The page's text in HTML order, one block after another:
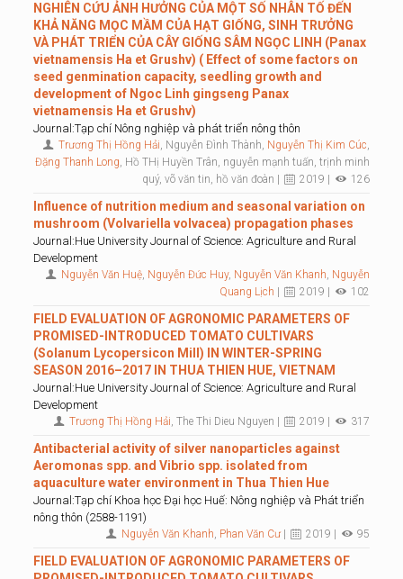
NGHIÊN CỨU ẢNH HƯỞNG CỦA MỘT SỐ NHÂN TỐ ĐẾN
KHẢ NĂNG MỌC MẦM CỦA HẠT GIỐNG, SINH TRƯỞNG
VÀ PHÁT TRIỂN CỦA CÂY GIỐNG SÂM NGỌC LINH (Panax
vietnamensis Ha et Grushv) ( Effect of some factors on
seed genmination capacity, seedling growth and
development of Ngoc Linh gingseng Panax
vietnamensis Ha et Grushv)
Journal:Tạp chí Nông nghiệp và phát triển nông thôn
Trương Thị Hồng Hải, Nguyễn Đình Thành, Nguyễn Thị Kim Cúc,
Đặng Thanh Long, Hồ THị Huyền Trân, nguyễn mạnh tuấn, trịnh minh
quý, võ văn tin, hồ văn đoàn |
2019 | 126
Influence of nutrition medium and seasonal variation on
mushroom (Volvariella volvacea) propagation phases
Journal:Hue University Journal of Science: Agriculture and Rural
Development
Nguyễn Văn Huệ, Nguyễn Đức Huy, Nguyễn Văn Khanh, Nguyễn
Quang Lịch
2019 | 102
FIELD EVALUATION OF AGRONOMIC PARAMETERS OF
PROMISED-INTRODUCED TOMATO CULTIVARS
(Solanum Lycopersicon Mill) IN WINTER-SPRING
SEASON 2016–2017 IN THUA THIEN HUE, VIETNAM
Journal:Hue University Journal of Science: Agriculture and Rural
Development
Trương Thị Hồng Hải, The Thi Dieu Nguyen | 2019 | 317
Antibacterial activity of silver nanoparticles against
Aeromonas spp. and Vibrio spp. isolated from
aquaculture water environment in Thua Thien Hue
Journal:Tạp chí Khoa học Đại học Huế: Nông nghiệp và Phát triển
nông thôn (2588-1191)
Nguyễn Văn Khanh, Phan Văn Cư| 2019 | 95
FIELD EVALUATION OF AGRONOMIC PARAMETERS OF